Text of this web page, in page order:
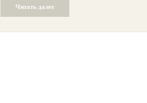
подтвердили, что ракета поразила цель с высокой
точностью. Это важный шаг в модернизации
российского военного арсенала.
Читать далее